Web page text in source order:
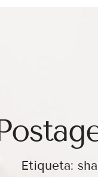
Etiqueta: